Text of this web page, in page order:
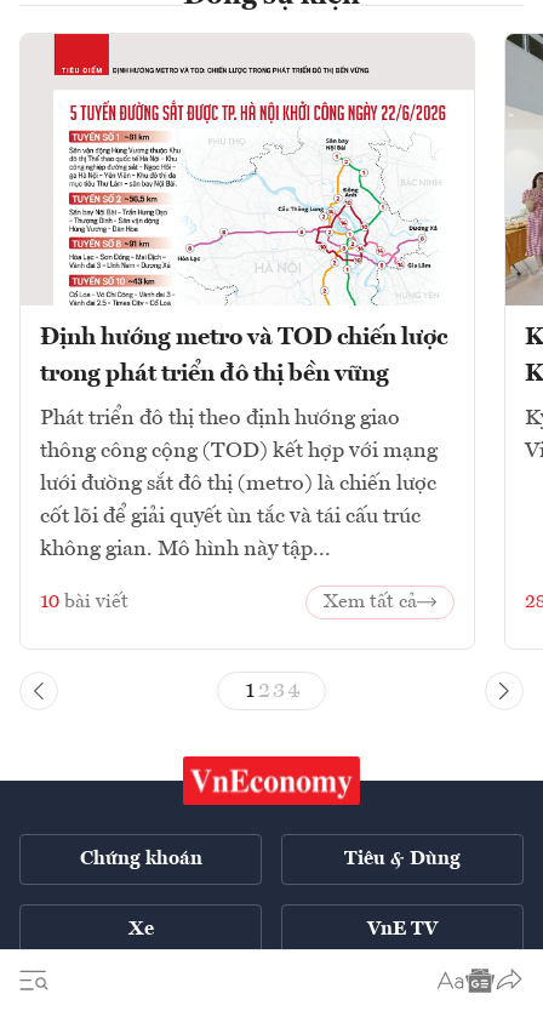
Định hướng metro và TOD chiến lược
trong phát triển đô thị bền vững
Phát triển đô thị theo định hướng giao
thông công cộng (TOD) kết hợp với mạng
lưới đường sắt đô thị (metro) là chiến lược
cốt lõi để giải quyết ùn tắc và tái cấu trúc
không gian. Mô hình này tập...
10 bài viết Xem tất cả
1 23 4
Chứng khoán Tiêu & Dùng
Xe VnE TV